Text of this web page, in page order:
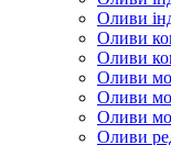
Оливи
Оливи
Оливи
Оливи
Оливи
Оливи
Оливи